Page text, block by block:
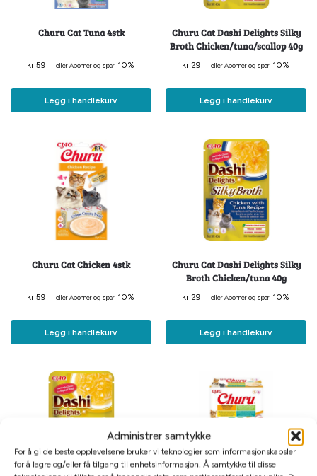
Administrer samtykke
For å gi de beste opplevelsene bruker vi teknologier som informasjonskapsler
for å lagre og/eller få tilgang til enhetsinformasjon. Å samtykke til disse
Churu Cat Tuna 4stk
kr 59 —eller Abonner og spar 10%
Legg i handlekurv
Churu Cat Dashi Delights Silky
Broth Chicken/tuna/scallop 40g
kr 29 —eller Abonner og spar 10%
Legg i handlekurv
Churu Cat Chicken 4stk
kr 59 —eller Abonner og spar 10%
Legg i handlekurv
Churu Cat Dashi Delights Silky
Broth Chicken/tuna 40g
kr 29 —eller Abonner og spar 10%
Legg i handlekurv